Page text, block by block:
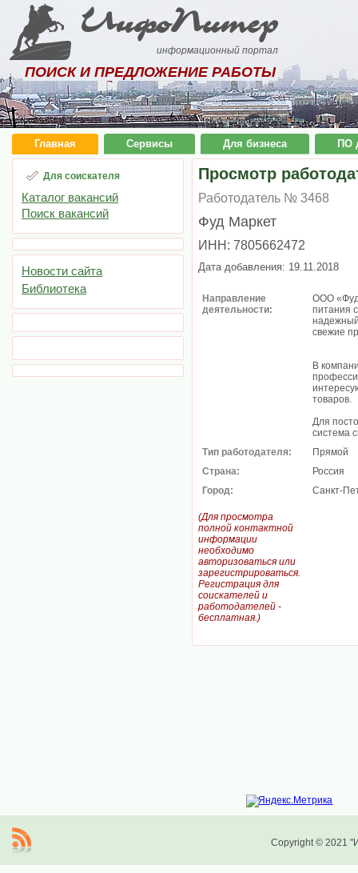
ИнфоПитер
информационный портал
ПОИСК И ПРЕДЛОЖЕНИЕ РАБОТЫ
Главная Сервисы Для бизнеса ПО
Для соискателя
Каталог вакансий
Поиск вакансий
Новости сайта
Библиотека
Просмотр
Работодатель № 3468
Фуд Маркет
ИНН: 7805662472
Дата добавления: 19.11.2018
Направление
деятельности:
ООО «Фуд
питания
свежие
В
товаров.
Для
система
Тип работодателя:
Прямой
Страна:
Россия
Город:
Санкт-
(Для просмотра
полной контактной
информации
необходимо
авторизоваться или
зарегистрироваться.
Регистрация для
соискателей и
работодателей -
бесплатная.)
Copyright © 2021